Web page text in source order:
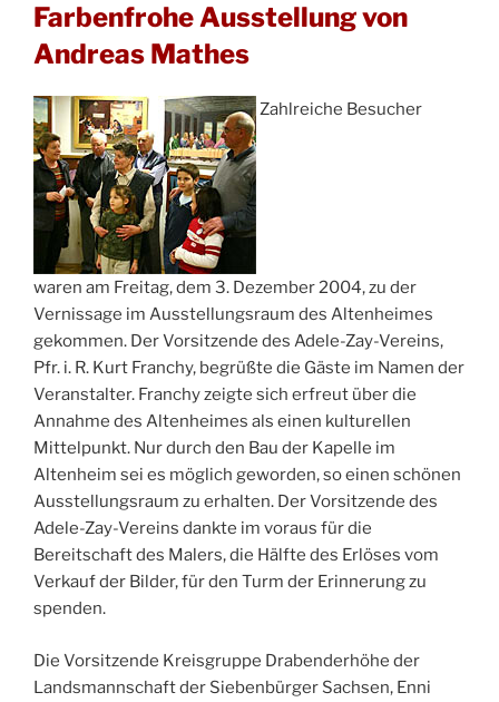
Farbenfrohe Ausstellung von
Andreas Mathes
Zahlreiche Besucher
waren am Freitag, dem 3. Dezember 2004, zu der
Vernissage im Ausstellungsraum des Altenheimes
gekommen. Der Vorsitzende des Adele-Zay-Vereins,
Pfr. i. R. Kurt Franchy, begrüßte die Gäste im Namen der
Veranstalter. Franchy zeigte sich erfreut über die
Annahme des Altenheimes als einen kulturellen
Mittelpunkt. Nur durch den Bau der Kapelle im
Altenheim sei es möglich geworden, so einen schönen
Ausstellungsraum zu erhalten. Der Vorsitzende des
Adele-Zay-Vereins dankte im voraus für die
Bereitschaft des Malers, die Hälfte des Erlöses vom
Verkauf der Bilder, für den Turm der Erinnerung zu
spenden.
Die Vorsitzende Kreisgruppe Drabenderhöhe der
Landsmannschaft der Siebenbürger Sachsen, Enni